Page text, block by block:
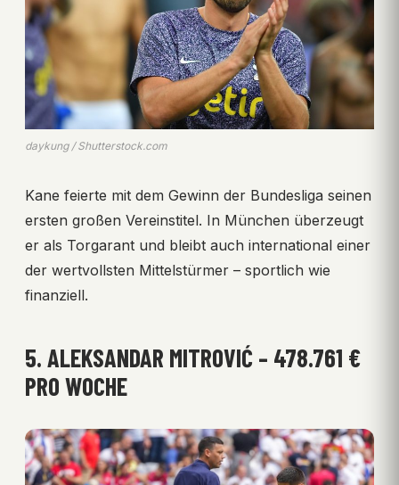
daykung / Shutterstock.com
Kane feierte mit dem Gewinn der Bundesliga seinen
ersten großen Vereinstitel. In München überzeugt
er als Torgarant und bleibt auch international einer
der wertvollsten Mittelstürmer – sportlich wie
finanziell.
5. ALEKSANDAR MITROVIĆ – 478.761 €
PRO WOCHE